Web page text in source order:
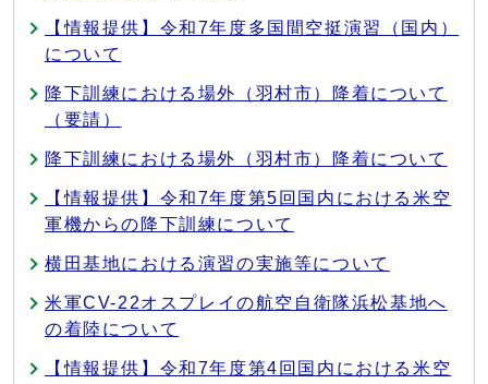
【情報提供】令和7年度多国間空挺演習（国内）
について
降下訓練における場外（羽村市）降着について
（要請）
降下訓練における場外（羽村市）降着について
【情報提供】令和7年度第5回国内における米空
軍機からの降下訓練について
横田基地における演習の実施等について
米軍CV-22オスプレイの航空自衛隊浜松基地へ
の着陸について
【情報提供】令和7年度第4回国内における米空